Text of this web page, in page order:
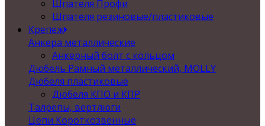
Шпателя Профи
Шпателя резиновые/пластиковые
Крепеж
Анкера металлические
Анкерный болт с кольцом
Дюбель Рамный металлический, MOLLY
Дюбеля пластиковые
Дюбеля КПО и КПР
Талрепы, вертлюги
Цепи Короткозвенные